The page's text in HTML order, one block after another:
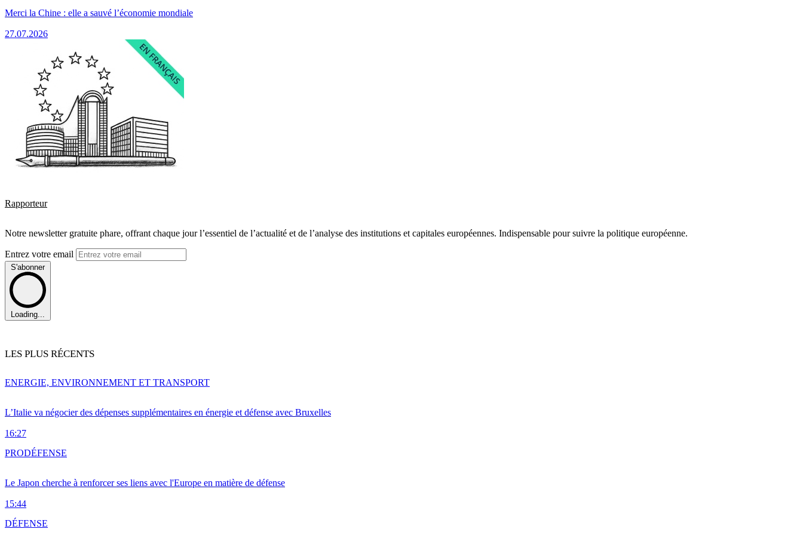
Merci la Chine : elle a sauvé l’économie mondiale
27.07.2026
Rapporteur
Notre newsletter gratuite phare, offrant chaque jour l’essentiel de l’actualité et de l’analyse des institutions et capitales européennes. Indispensable pour suivre la politique européenne.
Entrez votre email
S'abonner
Loading...
LES PLUS RÉCENTS
L’Italie va négocier des dépenses supplémentaires en énergie et défense avec Bruxelles
16:27
ENERGIE, ENVIRONNEMENT ET TRANSPORT
Le Japon cherche à renforcer ses liens avec l'Europe en matière de défense
15:44
PRODÉFENSE
DÉFENSE